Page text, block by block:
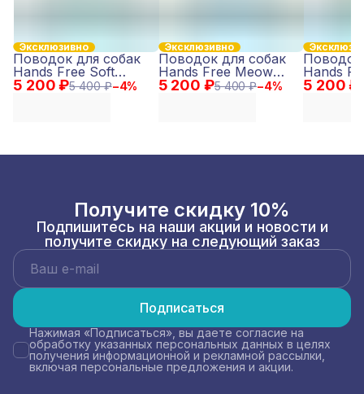
Эксклюзивно
5 200 ₽5 400 ₽−4%
Поводок для собак
Hands Free Soft
Bloom M
Эксклюзивно
5 200 ₽5 400 ₽−4%
Поводок для собак
Hands Free Meow
Club M
5 200 ₽
Поводок
Hands
M
Получите скидку 10%
Подпишитесь на наши акции и новости и
получите скидку на следующий заказ
Подписаться
Нажимая «Подписаться», вы даете согласие на
обработку указанных персональных данных в целях
получения информационной и рекламной рассылки,
включая персональные предложения и акции.